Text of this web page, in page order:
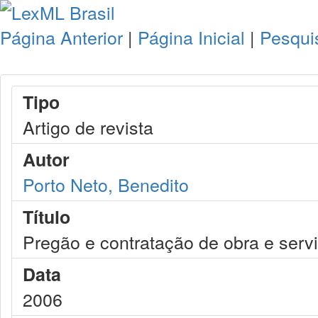
Página Anterior | Página Inicial |
Tipo
Artigo de revista
Autor
Porto Neto, Benedito
Título
Pregão e contratação de obra e
Data
2006